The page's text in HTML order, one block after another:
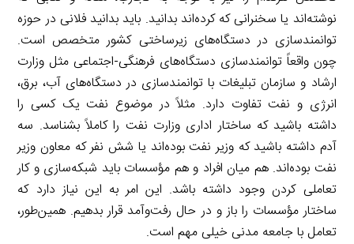
نوشته‌اند یا سخنرانی که کرده‌اند بدانید. باید بدانید فلانی در حوزه
توانمندسازی در دستگاه‌های زیرساختی کشور متخصص است.
چون واقعاً توانمندسازی دستگاه‌های فرهنگی-اجتماعی مثل وزارت
ارشاد و سازمان تبلیغات با توانمندسازی در دستگاه‌های آب، برق،
انرژی و نفت تفاوت دارد. مثلاً در موضوع نفت یک کسی را
داشته باشید که ساختار اداری وزارت نفت را کاملاً بشناسد. سه
آدم داشته باشید که وزیر نفت بوده‌اند یا شش نفر که معاون وزیر
نفت بوده‌اند. هم میان افراد و هم مؤسسات باید شبکه‌سازی و کار
تعاملی کردن وجود داشته باشد. این امر به این نیاز دارد که
ساختار مؤسسات را باز و در حال رفت‌وآمد قرار بدهیم. همین‌طور،
تعامل با جامعه مدنی خیلی مهم است.